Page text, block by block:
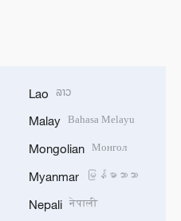
Lao ລາວ
Malay Bahasa Melayu
Mongolian Монгол
Myanmar မြန်မာဘာသာ
Nepali नेपाली